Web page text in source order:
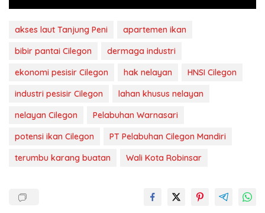
akses laut Tanjung Peni
apartemen ikan
bibir pantai Cilegon
dermaga industri
ekonomi pesisir Cilegon
hak nelayan
HNSI Cilegon
industri pesisir Cilegon
lahan khusus nelayan
nelayan Cilegon
Pelabuhan Warnasari
potensi ikan Cilegon
PT Pelabuhan Cilegon Mandiri
terumbu karang buatan
Wali Kota Robinsar